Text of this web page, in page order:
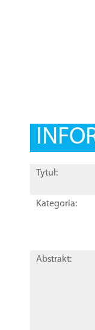
Tytuł:
Kategoria:
Abstrakt: